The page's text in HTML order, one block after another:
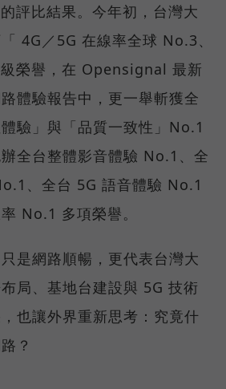
評比結果。今年初，台灣大
4G／5G 在線率全球 No.3、
榮譽，在 Opensignal 最新
體驗報告中，更一舉斬獲全
驗」與「品質一致性」No.1
全台整體影音體驗 No.1、全
、全台 5G 語音體驗 No.1
No.1 多項榮譽。
是網路順暢，更代表台灣大
局、基地台建設與 5G 技術
也讓外界重新思考：究竟什
？